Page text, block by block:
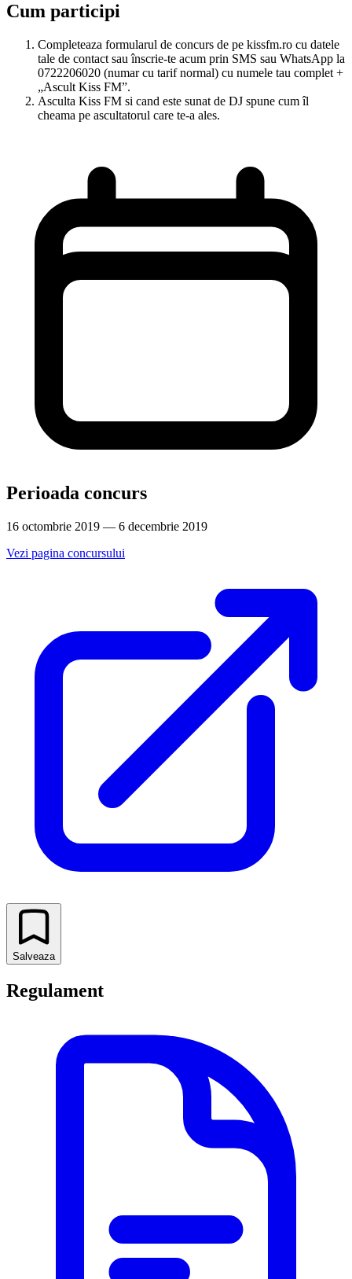
Cum participi
Completeaza formularul de concurs de pe kissfm.ro cu datele
tale de contact sau înscrie-te acum prin SMS sau WhatsApp la
0722206020 (numar cu tarif normal) cu numele tau complet +
„Ascult Kiss FM”.
Asculta Kiss FM si cand este sunat de DJ spune cum îl
cheama pe ascultatorul care te-a ales.
Perioada concurs
16 octombrie 2019 — 6 decembrie 2019
Vezi pagina concursului
Salveaza
Regulament